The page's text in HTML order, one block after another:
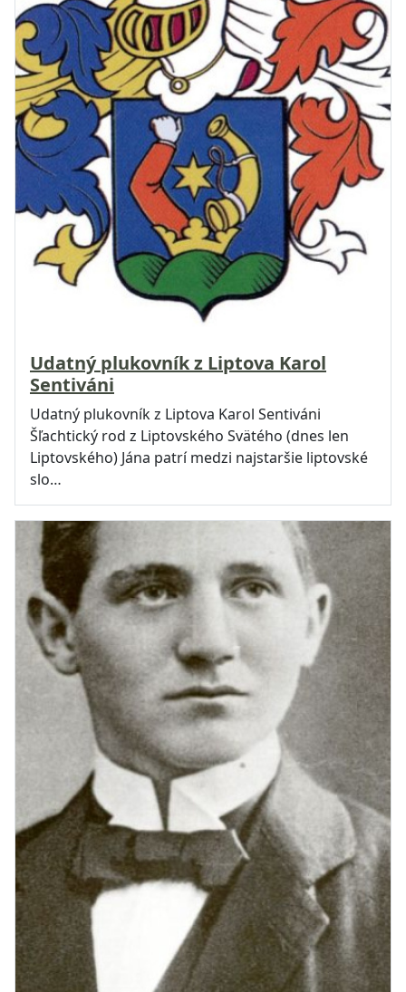
Udatný plukovník z Liptova Karol
Sentiváni
Udatný plukovník z Liptova Karol Sentiváni
Šľachtický rod z Liptovského Svätého (dnes len
Liptovského) Jána patrí medzi najstaršie liptovské
slo…